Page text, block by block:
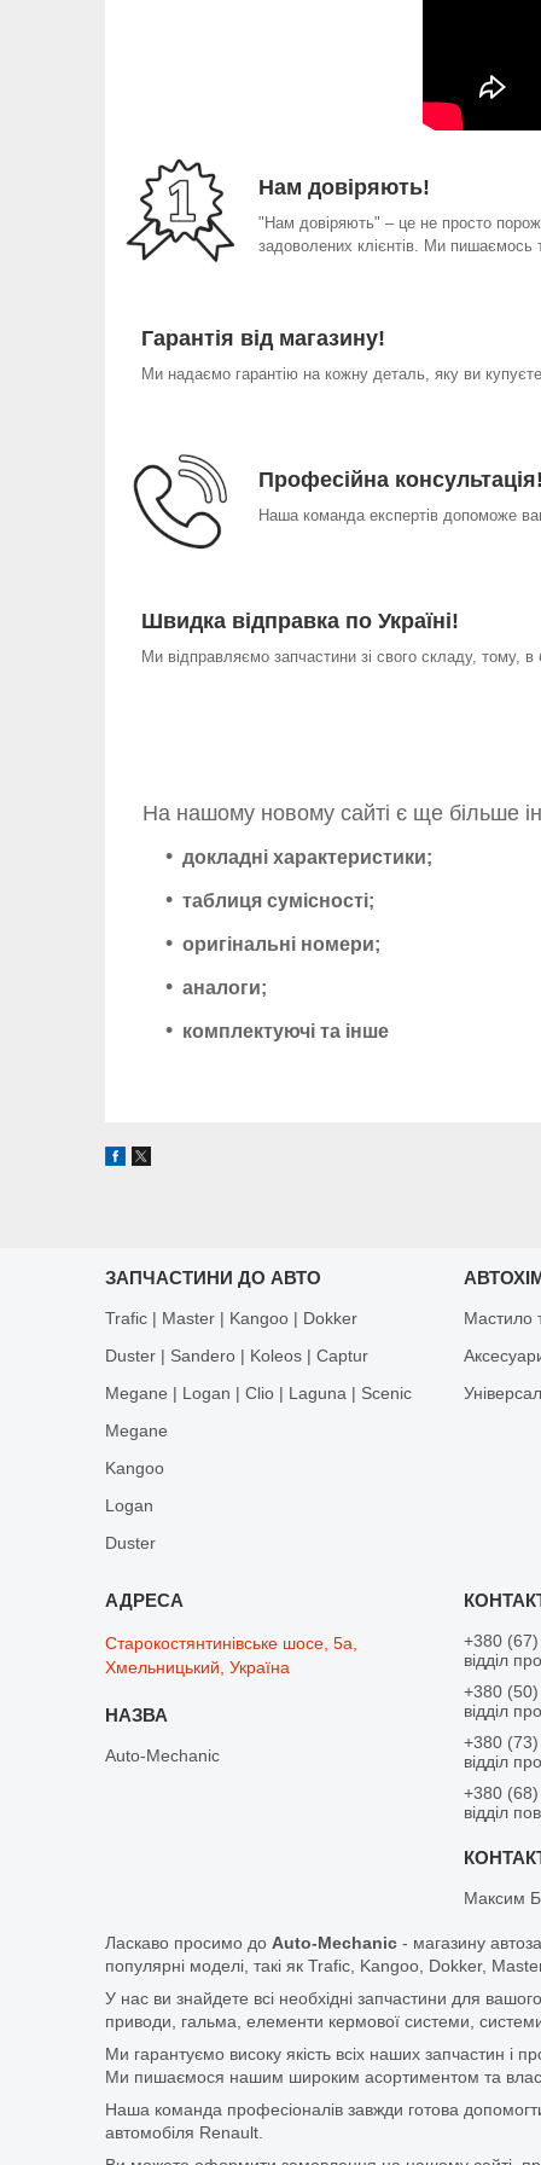
Нам довіряють!
"Нам довіряють" – це не просто
задоволених клієнтів. Ми
Гарантія від магазину!
Ми надаємо гарантію на кожну деталь, яку ви
Професійна
Наша команда експертів допоможе
Швидка відправка по Україні!
Ми відправляємо запчастини зі свого складу, тому,
На нашому новому сайті є ще більше
докладні характеристики;
таблиця сумісності;
оригінальні номери;
аналоги;
комплектуючі та інше
ЗАПЧАСТИНИ ДО АВТО
Trafic | Master | Kangoo | Dokker
Duster | Sandero | Koleos | Captur
Megane | Logan | Clio | Laguna | Scenic
Megane
Kangoo
Logan
Duster
Мастило
Старокостянтинівське шосе, 5а,
Хмельницький, Україна
Auto-Mechanic
+380
відділ
+380
відділ
+380
відділ
+380
відділ
Максим
Ласкаво просимо до Auto-Mechanic - магазину
популярні моделі, такі як Trafic, Kangoo, Dokker,
У нас ви знайдете всі необхідні запчастини для
приводи, гальма, елементи кермової системи,
Ми гарантуємо високу якість всіх наших запчастин
Ми пишаємося нашим широким асортиментом та
Наша команда професіоналів завжди готова
автомобіля Renault.